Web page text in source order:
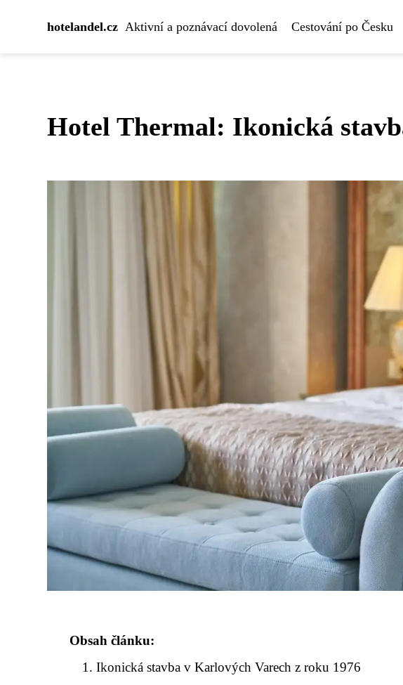
hotelandel.cz Aktivní a poznávací dovolená Cestování po Česku
Hotel Thermal: Ikonická
Obsah článku:
Ikonická stavba v Karlových Varech z roku 1976